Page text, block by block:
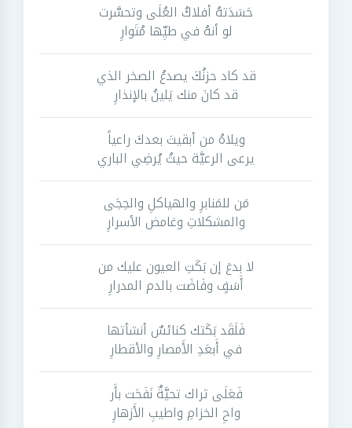
حَسَدَتهُ أفلاكُ العُلَى وتحسَّرت
لو أنهُ في طيِّها مُتَوارِ
قد كاد حزنُكَ يصدعُ الصخر الذي
قد كانَ منك يَلينُ بالإنذارِ
ويلاهُ من أبقيتَ بعدكَ راعياً
يرعى الرعيَّة حيثُ يُرضِي الباري
مَن للمَنابرِ والهياكلِ والحِجَى
والمشكلاتِ وغامض الأسرارِ
لا بدعَ إن بَكَتِ العيون عليك من
أَسَفٍ وفَاضَت بالدم المدرارِ
فَلَقَد بَكَتك كنائسٌ أنشأتها
في أَبعَدِ الأَمصارِ والأقطارِ
فَعَلَى ثراك تحيَّةٌ نَفَحَت بأَر
واحِ الخزامِ واطيبِ الأَزهارِ